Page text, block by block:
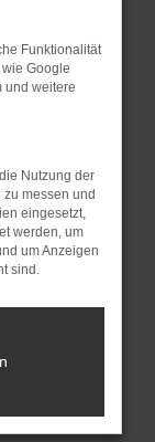
Stand
dazu
nicht mehr
versucht
Du kannst
der
Funktionalität
Google
und weitere
Nutzung der
messen und
eingesetzt,
werden, um
um Anzeigen
sind.